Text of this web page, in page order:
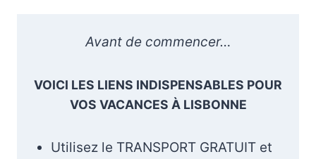
Avant de commencer…
VOICI LES LIENS INDISPENSABLES POUR
VOS VACANCES À LISBONNE
Utilisez le TRANSPORT GRATUIT et